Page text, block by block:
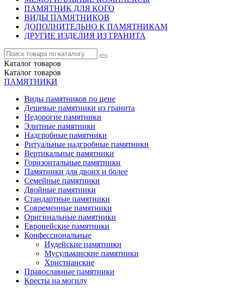
ПАМЯТНИК ДЛЯ КОГО
ВИДЫ ПАМЯТНИКОВ
ДОПОЛНИТЕЛЬНО К ПАМЯТНИКАМ
ДРУГИЕ ИЗДЕЛИЯ ИЗ ГРАНИТА
Каталог товаров
Каталог товаров
ПАМЯТНИКИ
Виды памятников по цене
Дешевые памятники из гранита
Недорогие памятники
Элитные памятники
Надгробные памятники
Ритуальные надгробные памятники
Вертикальные памятники
Горизонтальные памятники
Памятники для двоих и более
Семейные памятники
Двойные памятники
Стандартные памятники
Современные памятники
Оригинальные памятники
Европейские памятники
Конфессиональные
Иудейские памятники
Мусульманские памятники
Христианские
Православные памятники
Кресты на могилу